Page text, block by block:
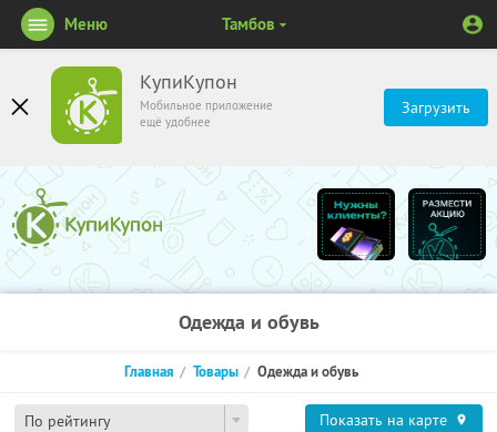
КупиКупон
Мобильное приложение
ещё удобнее
Загрузить
Меню Тамбов
Одежда и обувь
По рейтингу
Главная Товары Одежда и обувь
Показать на карте